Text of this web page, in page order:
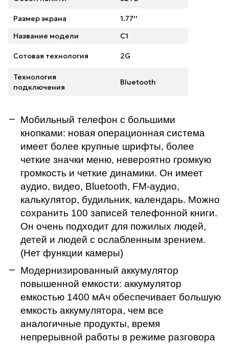
Размер экрана
1.77''
Название модели
C1
Сотовая технология 2G
Технология
подключения
Bluetooth
Мобильный телефон с большими
кнопками: новая операционная система
имеет более крупные шрифты, более
четкие значки меню, невероятно громкую
громкость и четкие динамики. Он имеет
аудио, видео, Bluetooth, FM-аудио,
калькулятор, будильник, календарь. Можно
сохранить 100 записей телефонной книги.
Он очень подходит для пожилых людей,
детей и людей с ослабленным зрением.
(Нет функции камеры)
Модернизированный аккумулятор
повышенной емкости: аккумулятор
емкостью 1400 мАч обеспечивает большую
емкость аккумулятора, чем все
аналогичные продукты, время
непрерывной работы в режиме разговора